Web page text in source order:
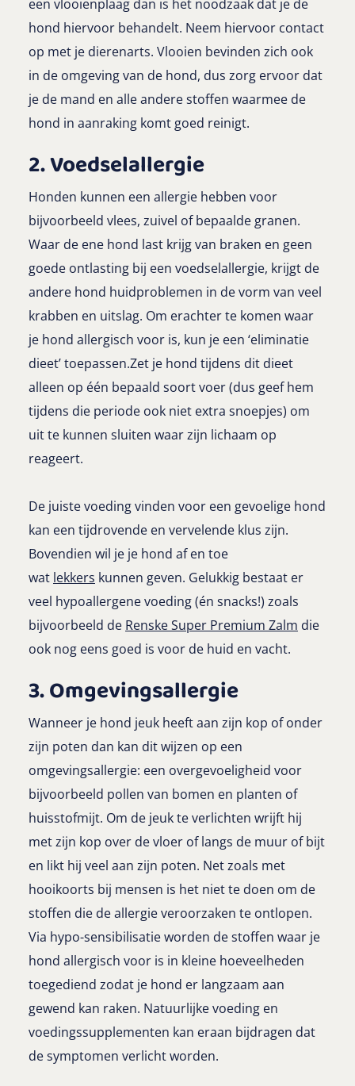
een vlooienplaag dan is het noodzaak dat je de
hond hiervoor behandelt. Neem hiervoor contact
op met je dierenarts. Vlooien bevinden zich ook
in de omgeving van de hond, dus zorg ervoor dat
je de mand en alle andere stoffen waarmee de
hond in aanraking komt goed reinigt.
2. Voedselallergie
Honden kunnen een allergie hebben voor
bijvoorbeeld vlees, zuivel of bepaalde granen.
Waar de ene hond last krijg van braken en geen
goede ontlasting bij een voedselallergie, krijgt de
andere hond huidproblemen in de vorm van veel
krabben en uitslag. Om erachter te komen waar
je hond allergisch voor is, kun je een ‘eliminatie
dieet’ toepassen.Zet je hond tijdens dit dieet
alleen op één bepaald soort voer (dus geef hem
tijdens die periode ook niet extra snoepjes) om
uit te kunnen sluiten waar zijn lichaam op
reageert.
De juiste voeding vinden voor een gevoelige hond
kan een tijdrovende en vervelende klus zijn.
Bovendien wil je je hond af en toe
wat lekkers kunnen geven. Gelukkig bestaat er
veel hypoallergene voeding (én snacks!) zoals
bijvoorbeeld de Renske Super Premium Zalm die
ook nog eens goed is voor de huid en vacht.
3. Omgevingsallergie
Wanneer je hond jeuk heeft aan zijn kop of onder
zijn poten dan kan dit wijzen op een
omgevingsallergie: een overgevoeligheid voor
bijvoorbeeld pollen van bomen en planten of
huisstofmijt. Om de jeuk te verlichten wrijft hij
met zijn kop over de vloer of langs de muur of bijt
en likt hij veel aan zijn poten. Net zoals met
hooikoorts bij mensen is het niet te doen om de
stoffen die de allergie veroorzaken te ontlopen.
Via hypo-sensibilisatie worden de stoffen waar je
hond allergisch voor is in kleine hoeveelheden
toegediend zodat je hond er langzaam aan
gewend kan raken. Natuurlijke voeding en
voedingssupplementen kan eraan bijdragen dat
de symptomen verlicht worden.